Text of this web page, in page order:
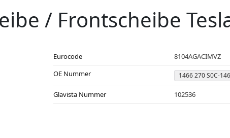
/ Frontscheibe
Eurocode
8104AGACIMVZ
OE Nummer
1466 270 S0C-
Glavista Nummer 102536